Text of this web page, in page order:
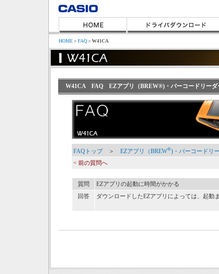
HOME＞FAQ＞W41CA
W41CA FAQ EZアプリ（BREW®)・バーコードリー
FAQトップ＞ EZアプリ（BREW®)・バーコードリ
< 前の質問へ
質問
EZアプリの起動に時間がかかる
回答
ダウンロードしたEZアプリによっては、起動